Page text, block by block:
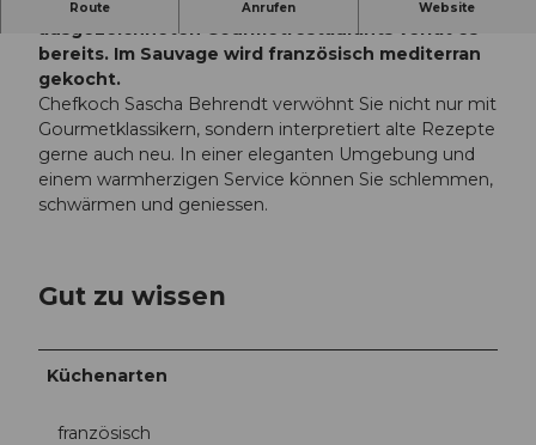
Route Anrufen Website
ausgezeichneten Gourmetrestaurants verrät es
bereits. Im Sauvage wird französisch mediterran
gekocht.
Chefkoch Sascha Behrendt verwöhnt Sie nicht nur mit
Gourmetklassikern, sondern interpretiert alte Rezepte
gerne auch neu. In einer eleganten Umgebung und
einem warmherzigen Service können Sie schlemmen,
schwärmen und geniessen.
Gut zu wissen
Küchenarten
französisch